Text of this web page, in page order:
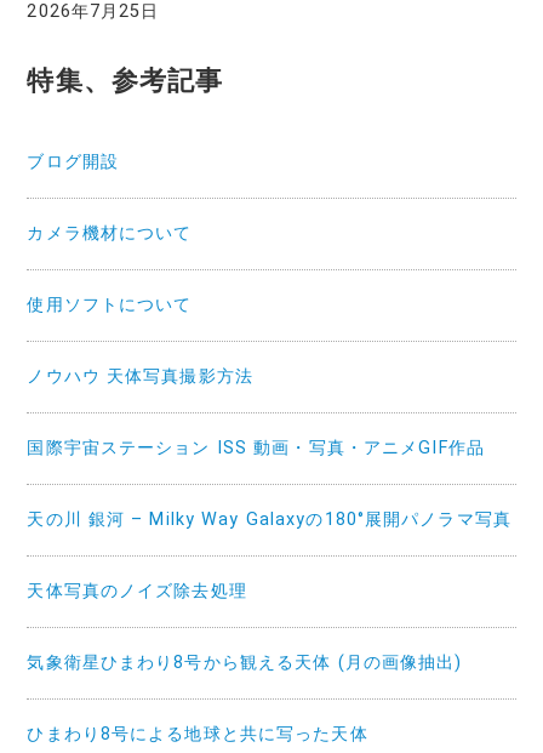
2026年7月25日
特集、参考記事
ブログ開設
カメラ機材について
使用ソフトについて
ノウハウ 天体写真撮影方法
国際宇宙ステーション ISS 動画・写真・アニメGIF作品
天の川 銀河 – Milky Way Galaxyの180°展開パノラマ写真
天体写真のノイズ除去処理
気象衛星ひまわり8号から観える天体 (月の画像抽出)
ひまわり8号による地球と共に写った天体